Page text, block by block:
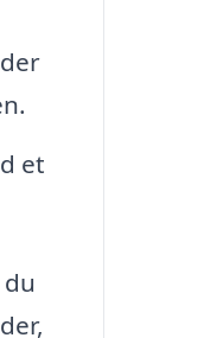
et